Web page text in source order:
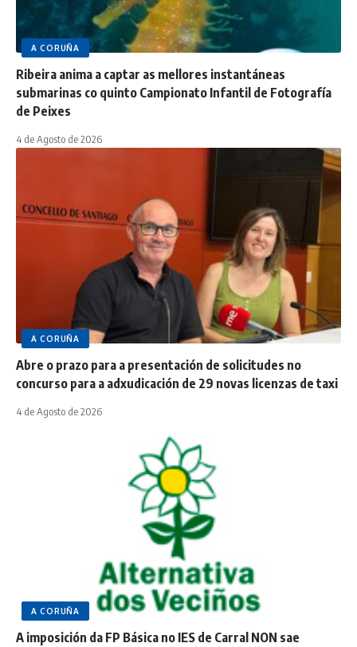
A CORUÑA
Ribeira anima a captar as mellores instantáneas
submarinas co quinto Campionato Infantil de Fotografía
de Peixes
4 de Agosto de 2026
A CORUÑA
Abre o prazo para a presentación de solicitudes no
concurso para a adxudicación de 29 novas licenzas de taxi
4 de Agosto de 2026
A CORUÑA
A imposición da FP Básica no IES de Carral NON sae